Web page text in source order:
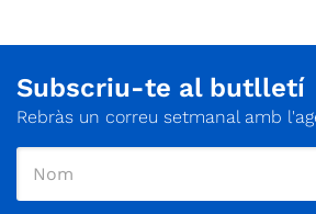
Subscriu-te al butlletí
Rebràs un correu setmanal amb